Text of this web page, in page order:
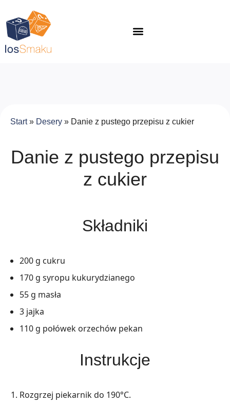
Start» Desery » Danie z pustego przepisu z cukier
Danie z pustego przepisu
z cukier
Składniki
200 g cukru
170 g syropu kukurydzianego
55 g masła
3 jajka
110 g połówek orzechów pekan
Instrukcje
Rozgrzej piekarnik do 190°C.